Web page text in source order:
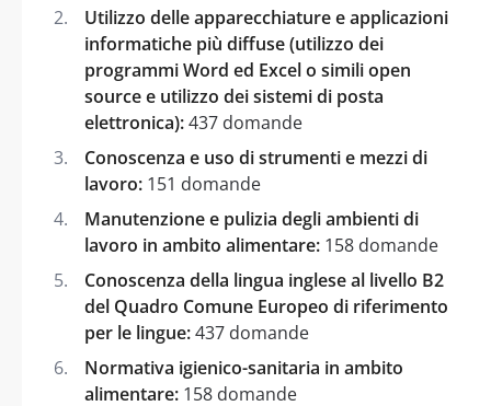
Utilizzo delle apparecchiature e applicazioni
informatiche più diffuse (utilizzo dei
programmi Word ed Excel o simili open
source e utilizzo dei sistemi di posta
elettronica):437 domande
Conoscenza e uso di strumenti e mezzi di
lavoro: 151 domande
Manutenzione e pulizia degli ambienti di
lavoro in ambito alimentare: 158 domande
Conoscenza della lingua inglese al livello B2
del Quadro Comune Europeo di riferimento
per le lingue:437 domande
Normativa igienico-sanitaria in ambito
alimentare: 158 domande